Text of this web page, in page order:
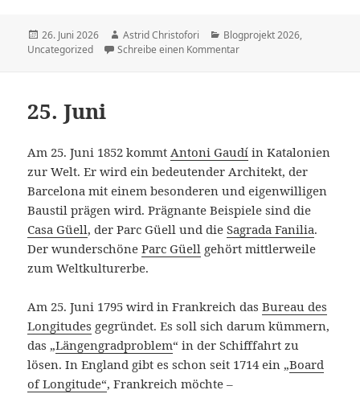
Veröffentlicht
am
26. Juni 2026 Autor
Astrid Christofori Kategorien
Blogprojekt 2026,
Uncategorized
Schreibe einen Kommentar
25. Juni
Am 25. Juni 1852 kommt Antoni Gaudí in Katalonien
zur Welt. Er wird ein bedeutender Architekt, der
Barcelona mit einem besonderen und eigenwilligen
Baustil prägen wird. Prägnante Beispiele sind die
Casa Güell, der Parc Güell und dieSagrada Fanilia.
Der wunderschöneParc Güell gehört mittlerweile
zum Weltkulturerbe.
Am 25. Juni 1795 wird in Frankreich dasBureau des
Longitudes gegründet. Es soll sich darum kümmern,
das „Längengradproblem“ in der Schifffahrt zu
lösen. In England gibt es schon seit 1714 ein „Board
of Longitude“, Frankreich möchte –